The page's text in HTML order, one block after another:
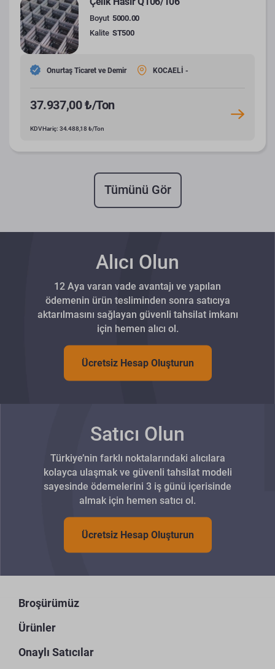
Boyut 5000.00
Kalite ST500
Onurtaş Ticaret ve Demir KOCAELİ -
37.937,00 ₺/Ton
KDV Hariç: 34.488,18 ₺/Ton
Tümünü Gör
Alıcı Olun
12 Aya varan vade avantajı ve yapılan
ödemenin ürün tesliminden sonra satıcıya
aktarılmasını sağlayan güvenli tahsilat imkanı
için hemen alıcı ol.
Ücretsiz Hesap Oluşturun
Satıcı Olun
Türkiye’nin farklı noktalarındaki alıcılara
kolayca ulaşmak ve güvenli tahsilat modeli
sayesinde ödemelerini 3 iş günü içerisinde
almak için hemen satıcı ol.
Ücretsiz Hesap Oluşturun
Broşürümüz
Ürünler
Onaylı Satıcılar